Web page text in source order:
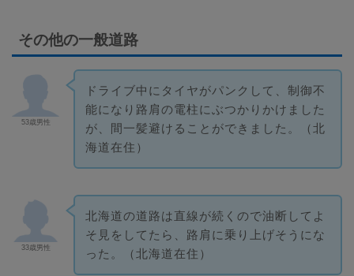
その他の一般道路
53歳男性
ドライブ中にタイヤがパンクして、制御不
能になり路肩の電柱にぶつかりかけました
が、間一髪避けることができました。（北
海道在住）
33歳男性
北海道の道路は直線が続くので油断してよ
そ見をしてたら、路肩に乗り上げそうにな
った。（北海道在住）